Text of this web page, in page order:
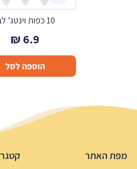
10 כפות וינטג' לבן
6.9
₪
הוספה לסל
מפת האתר